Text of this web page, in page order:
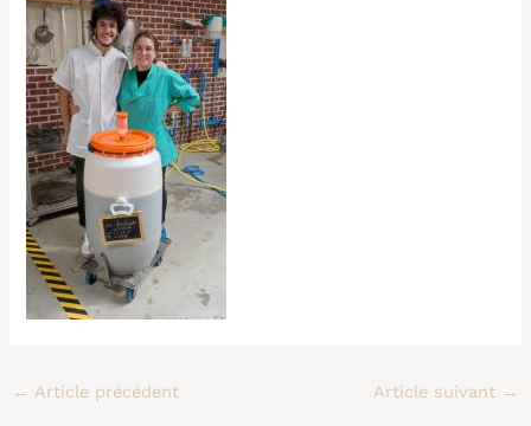
← Article précédent Article suivant →